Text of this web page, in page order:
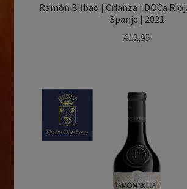
Ramón Bilbao | Crianza | DOCa
Spanje | 2021
€12,95